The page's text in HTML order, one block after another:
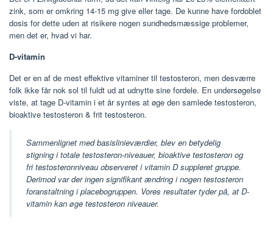
zink, som er omkring 14-15 mg give eller tage. De kunne have fordoblet
dosis for dette uden at risikere nogen sundhedsmæssige problemer,
men det er, hvad vi har.
D-vitamin
Det er en af ​​de mest effektive vitaminer til testosteron, men desværre
folk ikke får nok sol til fuldt ud at udnytte sine fordele. En undersøgelse
viste, at tage D-vitamin i et år syntes at øge den samlede testosteron,
bioaktive testosteron & frit testosteron.
Sammenlignet med basislinieværdier, blev en betydelig
stigning i totale testosteron-niveauer, bioaktive testosteron og
fri testosteronniveau observeret i vitamin D suppleret gruppe.
Derimod var der ingen signifikant ændring i nogen testosteron
foranstaltning i placebogruppen. Vores resultater tyder på, at D-
vitamin kan øge testosteron niveauer.